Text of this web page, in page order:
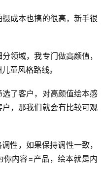
成本也搞的很高，新手很
领域，我专门做高颜值，
童风格路线。
了客户，对高颜值绘本感
，那我们就会有比较可观
性，如果保持调性一致，
你内容=产品，绘本就是内